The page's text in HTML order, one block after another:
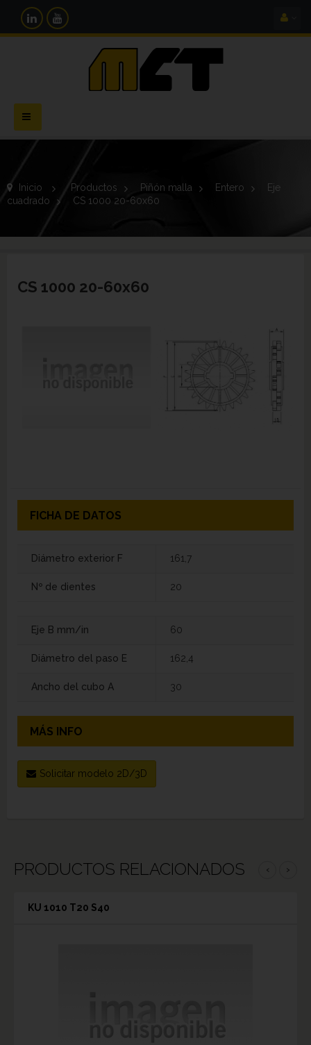
Navegación
Toggle
Inicio > Productos > Piñón malla > Entero >
Eje
cuadrado
> CS 1000 20-60x60
CS 1000 20-60x60
FICHA DE DATOS
Diámetro exterior F 161,7
Nº de dientes 20
Eje B mm/in 60
Diámetro del paso E 162,4
Ancho del cubo A 30
MÁS INFO
Solicitar modelo 2D/3D
PRODUCTOS RELACIONADOS ‹ ›
KU 1010 T20 S40